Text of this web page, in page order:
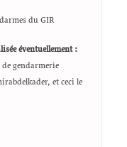
du GIR
éventuellement :
gendarmerie
et ceci le